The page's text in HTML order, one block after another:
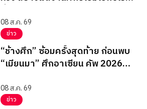
08 ส.ค. 69
ข่าว
“ช้างศึก” ซ้อมครั้งสุดท้าย ก่อนพบ
“เมียนมา” ศึกอาเซียน คัพ 2026
08 ส.ค. 69
ข่าว